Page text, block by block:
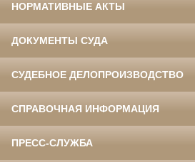
НОРМАТИВНЫЕ АКТЫ
ДОКУМЕНТЫ СУДА
СУДЕБНОЕ ДЕЛОПРОИЗВОДСТВО
СПРАВОЧНАЯ ИНФОРМАЦИЯ
ПРЕСС-СЛУЖБА